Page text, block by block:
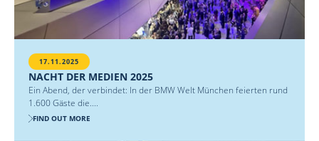
17.11.2025
NACHT DER MEDIEN 2025
Ein Abend, der verbindet: In der BMW Welt München feierten rund
1.600 Gäste die....
FIND OUT MORE